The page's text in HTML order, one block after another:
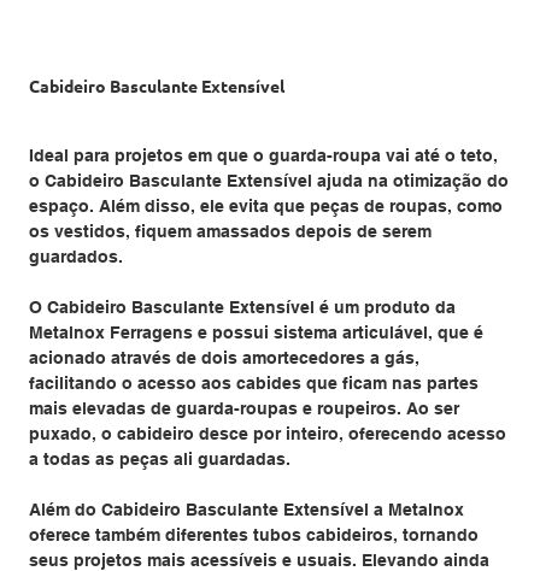
Cabideiro Basculante Extensível
Ideal para projetos em que o guarda-roupa vai até o teto,
o Cabideiro Basculante Extensível ajuda na otimização do
espaço. Além disso, ele evita que peças de roupas, como
os vestidos, fiquem amassados depois de serem
guardados.
O Cabideiro Basculante Extensível é um produto da
Metalnox Ferragens e possui sistema articulável, que é
acionado através de dois amortecedores a gás,
facilitando o acesso aos cabides que ficam nas partes
mais elevadas de guarda-roupas e roupeiros. Ao ser
puxado, o cabideiro desce por inteiro, oferecendo acesso
a todas as peças ali guardadas.
Além do Cabideiro Basculante Extensível a Metalnox
oferece também diferentes tubos cabideiros, tornando
seus projetos mais acessíveis e usuais. Elevando ainda